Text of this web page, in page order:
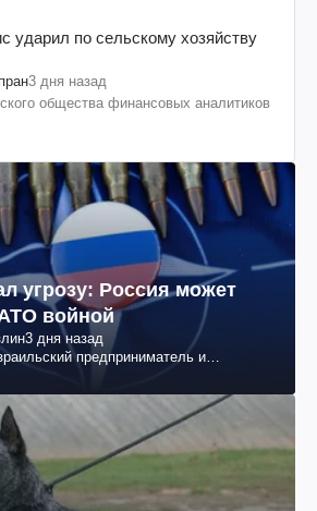
ударил по сельскому хозяйству
3 дня назад
общества финансовых аналитиков
угрозу: Россия может
войной
3 дня назад
предприниматель и